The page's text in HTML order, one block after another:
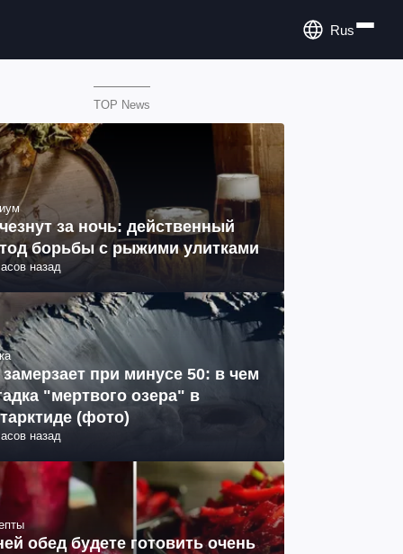
Rus
TOP News
за ночь: действенный
борьбы с рыжими улитками
назад
при минусе 50: в чем
"мертвого озера" в
(фото)
назад
обед будете готовить очень